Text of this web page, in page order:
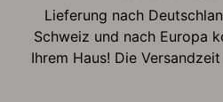
Lieferung nach
Schweiz und nach Europa
Ihrem Haus! Die